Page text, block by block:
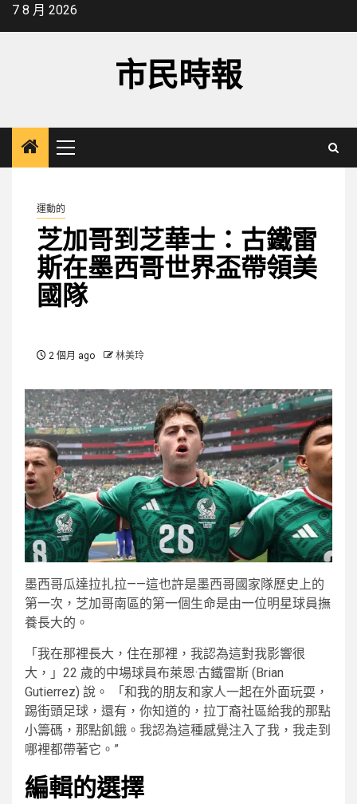
Skip7 8 月 2026
市民時報
Primary
Menu
運動的
芝加哥到芝華士：古鐵雷
斯在墨西哥世界盃帶領美
國隊
2 個月 ago 林美玲
墨西哥瓜達拉扎拉——這也許是墨西哥國家隊歷史上的
第一次，芝加哥南區的第一個生命是由一位明星球員撫
養長大的。
「我在那裡長大，住在那裡，我認為這對我影響很
大，」22 歲的中場球員布萊恩·古鐵雷斯 (Brian
Gutierrez) 說。 「和我的朋友和家人一起在外面玩耍，
踢街頭足球，還有，你知道的，拉丁裔社區給我的那點
小籌碼，那點飢餓。我認為這種感覺注入了我，我走到
哪裡都帶著它。”
編輯的選擇